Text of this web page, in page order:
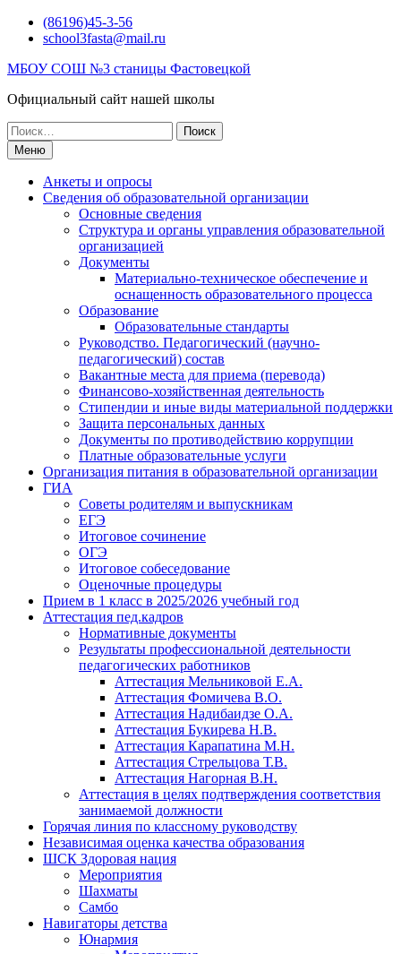
Перейти(86196)45-3-56
school3fasta@mail.ru
МБОУ СОШ №3 станицы Фастовецкой
Официальный сайт нашей школы
Поиск
по:Меню
Анкеты и опросы
Сведения об образовательной организации
Основные сведения
Структура и органы управления образовательной
организацией
Документы
Материально-техническое обеспечение и
оснащенность образовательного процесса
Образование
Образовательные стандарты
Руководство. Педагогический (научно-
педагогический) состав
Вакантные места для приема (перевода)
Финансово-хозяйственная деятельность
Стипендии и иные виды материальной поддержки
Защита персональных данных
Документы по противодействию коррупции
Платные образовательные услуги
Организация питания в образовательной организации
ГИА
Советы родителям и выпускникам
ЕГЭ
Итоговое сочинение
ОГЭ
Итоговое собеседование
Оценочные процедуры
Прием в 1 класс в 2025/2026 учебный год
Аттестация пед.кадров
Нормативные документы
Результаты профессиональной деятельности
педагогических работников
Аттестация Мельниковой Е.А.
Аттестация Фомичева В.О.
Аттестация Надибаидзе О.А.
Аттестация Букирева Н.В.
Аттестация Карапатина М.Н.
Аттестация Стрельцова Т.В.
Аттестация Нагорная В.Н.
Аттестация в целях подтверждения соответствия
занимаемой должности
Горячая линия по классному руководству
Независимая оценка качества образования
ШСК Здоровая нация
Мероприятия
Шахматы
Самбо
Навигаторы детства
Юнармия